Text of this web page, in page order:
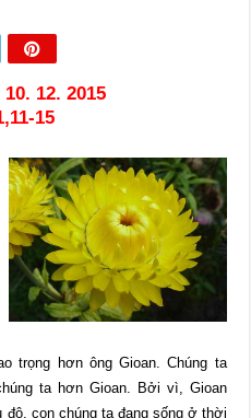
12. 2015
15
trọng hơn ông Gioan. Chúng ta
ta hơn Gioan. Bởi vì, Gioan
con chúng ta đang sống ở thời